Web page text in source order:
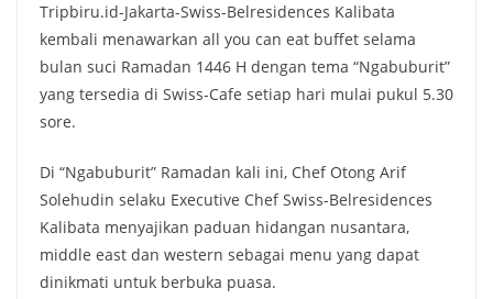
Tripbiru.id-Jakarta-Swiss-Belresidences Kalibata
kembali menawarkan all you can eat buffet selama
bulan suci Ramadan 1446 H dengan tema “Ngabuburit”
yang tersedia di Swiss-Cafe setiap hari mulai pukul 5.30
sore.
Di “Ngabuburit” Ramadan kali ini, Chef Otong Arif
Solehudin selaku Executive Chef Swiss-Belresidences
Kalibata menyajikan paduan hidangan nusantara,
middle east dan western sebagai menu yang dapat
dinikmati untuk berbuka puasa.